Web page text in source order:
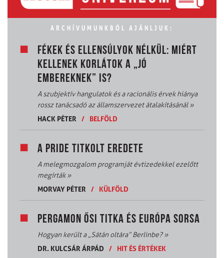
ARCHÍVUMUNKBÓL AJÁNLJUK:
FÉKEK ÉS ELLENSÚLYOK NÉLKÜL: MIÉRT
KELLENEK KORLÁTOK A „JÓ
EMBEREKNEK” IS?
A szubjektív hangulatok és a racionális érvek hiánya
rossz tanácsadó az államszervezet átalakításánál»
HACK PÉTER
/ BELFÖLD
A PRIDE TITKOLT EREDETE
A melegmozgalom programját évtizedekkel ezelőtt
megírták»
MORVAY PÉTER
/ KÜLFÖLD
PERGAMON ŐSI TITKA ÉS EURÓPA SORSA
Hogyan került a „Sátán oltára” Berlinbe?»
DR. KULCSÁR ÁRPÁD
/ HIT ÉS ÉRTÉKEK